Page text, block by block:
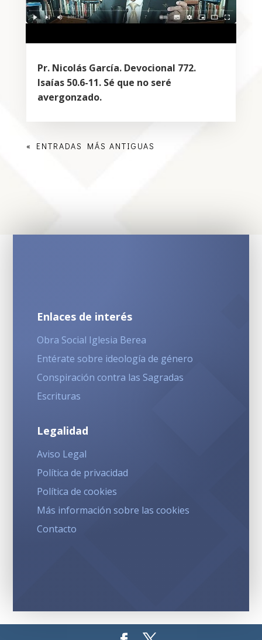
Pr. Nicolás García. Devocional 772.
Isaías 50.6-11. Sé que no seré
avergonzado.
« ENTRADAS MÁS ANTIGUAS
Enlaces de interés
Obra Social Iglesia Berea
Entérate sobre ideología de género
Conspiración contra las Sagradas
Escrituras
Legalidad
Aviso Legal
Política de privacidad
Política de cookies
Más información sobre las cookies
Contacto